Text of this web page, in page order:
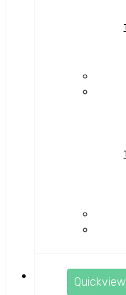
Quickview